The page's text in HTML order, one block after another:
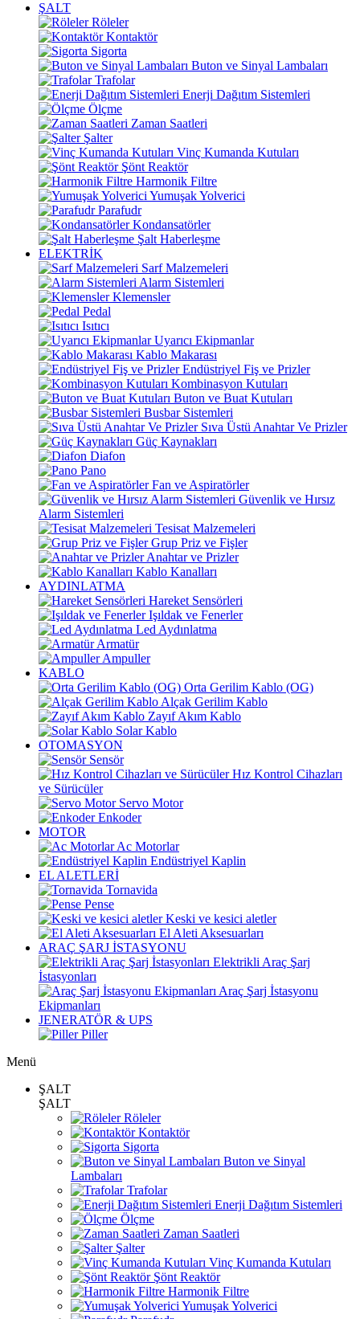
ŞALT
Röleler
Kontaktör
Sigorta
Buton ve Sinyal Lambaları
Trafolar
Enerji Dağıtım Sistemleri
Ölçme
Zaman Saatleri
Şalter
Vinç Kumanda Kutuları
Şönt Reaktör
Harmonik Filtre
Yumuşak Yolverici
Parafudr
Kondansatörler
Şalt Haberleşme
ELEKTRİK
Sarf Malzemeleri
Alarm Sistemleri
Klemensler
Pedal
Isıtıcı
Uyarıcı Ekipmanlar
Kablo Makarası
Endüstriyel Fiş ve Prizler
Kombinasyon Kutuları
Buton ve Buat Kutuları
Busbar Sistemleri
Sıva Üstü Anahtar Ve Prizler
Güç Kaynakları
Diafon
Pano
Fan ve Aspiratörler
Güvenlik ve Hırsız
Alarm Sistemleri
Tesisat Malzemeleri
Grup Priz ve Fişler
Anahtar ve Prizler
Kablo Kanalları
AYDINLATMA
Hareket Sensörleri
Işıldak ve Fenerler
Led Aydınlatma
Armatür
Ampuller
KABLO
Orta Gerilim Kablo (OG)
Alçak Gerilim Kablo
Zayıf Akım Kablo
Solar Kablo
OTOMASYON
Sensör
Hız Kontrol Cihazları
ve Sürücüler
Servo Motor
Enkoder
MOTOR
Ac Motorlar
Endüstriyel Kaplin
EL ALETLERİ
Tornavida
Pense
Keski ve kesici aletler
El Aleti Aksesuarları
ARAÇ ŞARJ İSTASYONU
Elektrikli Araç Şarj
İstasyonları
Araç Şarj İstasyonu
Ekipmanları
JENERATÖR & UPS
Piller
Menü
ŞALT
ŞALT
Röleler
Kontaktör
Sigorta
Buton ve Sinyal
Lambaları
Trafolar
Enerji Dağıtım Sistemleri
Ölçme
Zaman Saatleri
Şalter
Vinç Kumanda Kutuları
Şönt Reaktör
Harmonik Filtre
Yumuşak Yolverici